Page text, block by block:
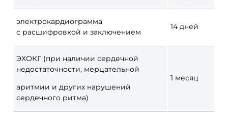
электрокардиограмма
с расшифровкой и заключением
14 дней
ЭХОКГ (при наличии сердечной
недостаточности, мерцательной
аритмии и других нарушений
сердечного ритма)
1 месяц